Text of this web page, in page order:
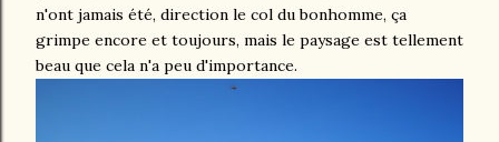
n'ont jamais été, direction le col du bonhomme, ça
grimpe encore et toujours, mais le paysage est tellement
beau que cela n'a peu d'importance.